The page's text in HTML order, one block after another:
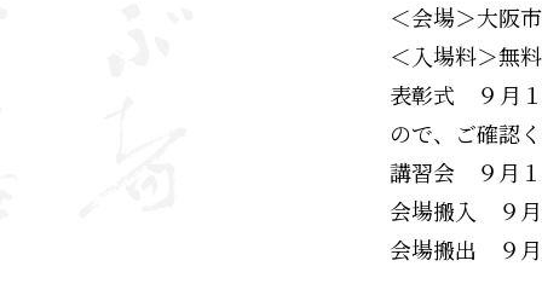
＜会場＞大阪
＜入場料＞無料
表彰式 ９月１
ので、ご確認
講習会 ９月１
会場搬入 ９
会場搬出 ９